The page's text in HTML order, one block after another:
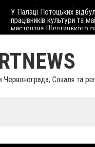
У Палаці Потоцьких
працівників культури та
мистецтва Шептицького
Червонограда, Сокаля та